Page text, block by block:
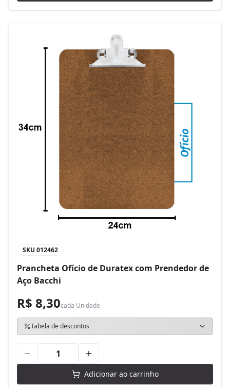
SKU 012462
Prancheta Ofício de Duratex com Prendedor de
Aço Bacchi
R$ 8,30cada Unidade
Tabela de descontos
Adicionar ao carrinho